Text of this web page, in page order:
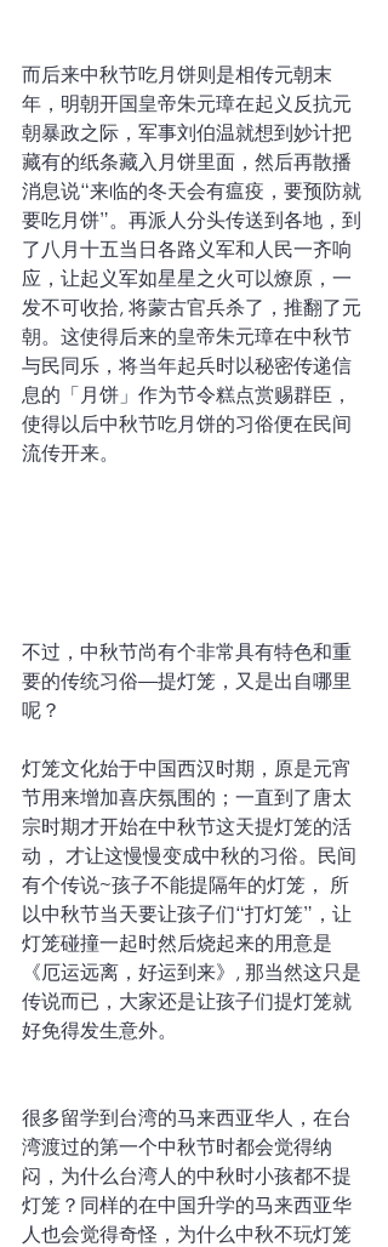
而后来中秋节吃月饼则是相传元朝末
年，明朝开国皇帝朱元璋在起义反抗元
朝暴政之际，军事刘伯温就想到妙计把
藏有的纸条藏入月饼里面，然后再散播
消息说“来临的冬天会有瘟疫，要预防就
要吃月饼”。再派人分头传送到各地，到
了八月十五当日各路义军和人民一齐响
应，让起义军如星星之火可以燎原，一
发不可收拾, 将蒙古官兵杀了，推翻了元
朝。这使得后来的皇帝朱元璋在中秋节
与民同乐，将当年起兵时以秘密传递信
息的「月饼」作为节令糕点赏赐群臣，
使得以后中秋节吃月饼的习俗便在民间
流传开来。
不过，中秋节尚有个非常具有特色和重
要的传统习俗—提灯笼，又是出自哪里
呢？
灯笼文化始于中国西汉时期，原是元宵
节用来增加喜庆氛围的；一直到了唐太
宗时期才开始在中秋节这天提灯笼的活
动， 才让这慢慢变成中秋的习俗。民间
有个传说~孩子不能提隔年的灯笼， 所
以中秋节当天要让孩子们“打灯笼”，让
灯笼碰撞一起时然后烧起来的用意是
《厄运远离，好运到来》, 那当然这只是
传说而已，大家还是让孩子们提灯笼就
好免得发生意外。
很多留学到台湾的马来西亚华人，在台
湾渡过的第一个中秋节时都会觉得纳
闷，为什么台湾人的中秋时小孩都不提
灯笼？同样的在中国升学的马来西亚华
人也会觉得奇怪，为什么中秋不玩灯笼